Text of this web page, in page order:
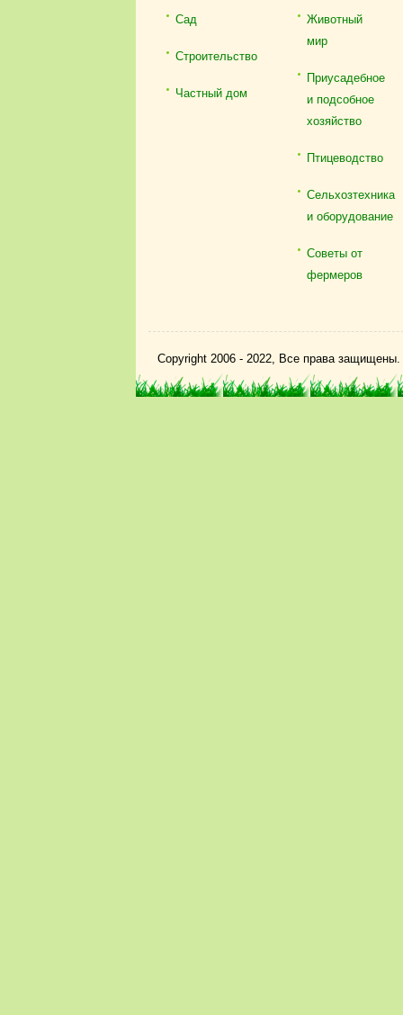
Сад
Строительство
Частный дом
Животный
мир
Приусадебное
и подсобное
хозяйство
Птицеводство
Сельхозтехника
и оборудование
Советы от
фермеров
Copyright 2006 - 2022, Все права защищены.